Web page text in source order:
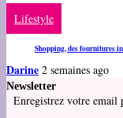
Lifestyle
Shopping, des fournitures
Darine 2 semaines ago
Newsletter
Enregistrez votre email